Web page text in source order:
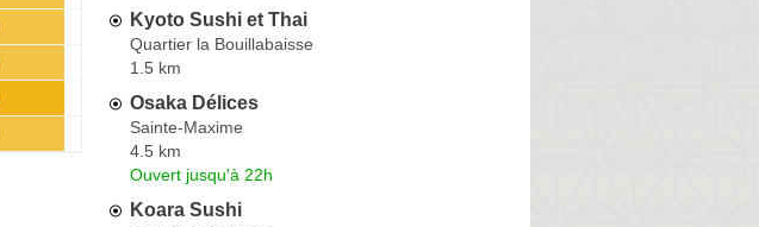
Kyoto Sushi et Thai
Quartier la Bouillabaisse
1.5 km
Osaka Délices
Sainte-Maxime
4.5 km
Ouvert jusqu'à 22h
Koara Sushi